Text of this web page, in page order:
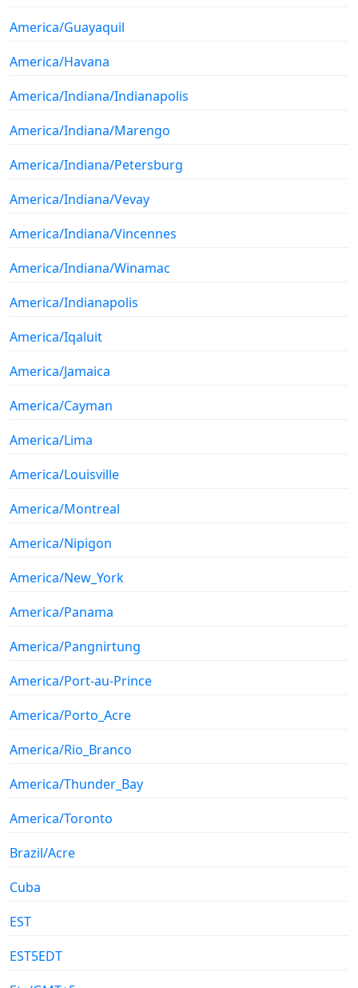
America/Guayaquil
America/Havana
America/Indiana/Indianapolis
America/Indiana/Marengo
America/Indiana/Petersburg
America/Indiana/Vevay
America/Indiana/Vincennes
America/Indiana/Winamac
America/Indianapolis
America/Iqaluit
America/Jamaica
America/Cayman
America/Lima
America/Louisville
America/Montreal
America/Nipigon
America/New_York
America/Panama
America/Pangnirtung
America/Port-au-Prince
America/Porto_Acre
America/Rio_Branco
America/Thunder_Bay
America/Toronto
Brazil/Acre
Cuba
EST
EST5EDT